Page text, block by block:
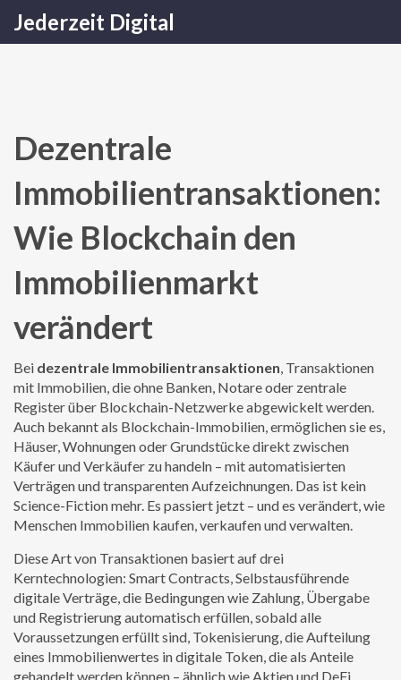
Jederzeit Digital
Dezentrale
Immobilientransaktionen:
Wie Blockchain den
Immobilienmarkt
verändert
Bei dezentrale Immobilientransaktionen, Transaktionen
mit Immobilien, die ohne Banken, Notare oder zentrale
Register über Blockchain-Netzwerke abgewickelt werden.
Auch bekannt als Blockchain-Immobilien, ermöglichen sie es,
Häuser, Wohnungen oder Grundstücke direkt zwischen
Käufer und Verkäufer zu handeln – mit automatisierten
Verträgen und transparenten Aufzeichnungen. Das ist kein
Science-Fiction mehr. Es passiert jetzt – und es verändert, wie
Menschen Immobilien kaufen, verkaufen und verwalten.
Diese Art von Transaktionen basiert auf drei
Kerntechnologien: Smart Contracts,Selbstausführende
digitale Verträge, die Bedingungen wie Zahlung, Übergabe
und Registrierung automatisch erfüllen, sobald alle
Voraussetzungen erfüllt sind, Tokenisierung,die Aufteilung
eines Immobilienwertes in digitale Token, die als Anteile
gehandelt werden können – ähnlich wie Aktienund DeFi